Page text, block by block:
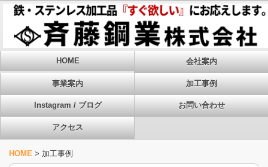
HOME 会社案内
事業案内 加工事例
Instagram / ブログ お問い合わせ
アクセス
HOME > 加工事例